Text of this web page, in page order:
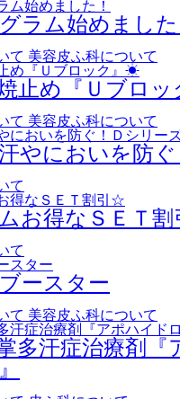
ラム始めました
て 美容皮ふ科について
止め『Ｕブロ
て 美容皮ふ科について
やにおいを防
て
お得なＳＥＴ
て
ースター
て 美容皮ふ科について
多汗症治療剤『